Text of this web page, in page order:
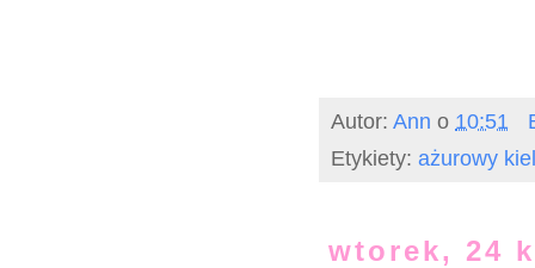
Autor: Ann o 10:51
Etykiety: ażurowy
wtorek, 24